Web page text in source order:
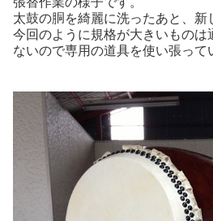
太鼓の胴を綺麗に洗ったあと、新
今回のように規格が大きいものは
ないので専用の道具を使い張って